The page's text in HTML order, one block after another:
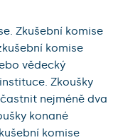
Zkušební komise
komise
vědecký
Zkoušky
nejméně dva
konané
komise